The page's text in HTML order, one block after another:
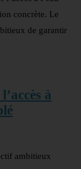
concrète. Le
de garantir
à
ambitieux